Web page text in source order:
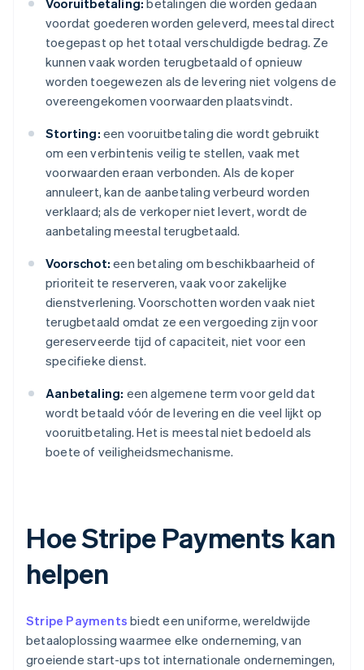
Vooruitbetaling: betalingen die worden gedaan
voordat goederen worden geleverd, meestal direct
toegepast op het totaal verschuldigde bedrag. Ze
kunnen vaak worden terugbetaald of opnieuw
worden toegewezen als de levering niet volgens de
overeengekomen voorwaarden plaatsvindt.
Storting: een vooruitbetaling die wordt gebruikt
om een verbintenis veilig te stellen, vaak met
voorwaarden eraan verbonden. Als de koper
annuleert, kan de aanbetaling verbeurd worden
verklaard; als de verkoper niet levert, wordt de
aanbetaling meestal terugbetaald.
Voorschot: een betaling om beschikbaarheid of
prioriteit te reserveren, vaak voor zakelijke
dienstverlening. Voorschotten worden vaak niet
terugbetaald omdat ze een vergoeding zijn voor
gereserveerde tijd of capaciteit, niet voor een
specifieke dienst.
Aanbetaling: een algemene term voor geld dat
wordt betaald vóór de levering en die veel lijkt op
vooruitbetaling. Het is meestal niet bedoeld als
boete of veiligheidsmechanisme.
Hoe Stripe Payments kan
helpen
Stripe Payments biedt een uniforme, wereldwijde
betaaloplossing waarmee elke onderneming, van
groeiende start-ups tot internationale ondernemingen,